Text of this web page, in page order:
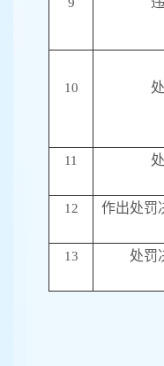
9
10
11
12 作出处罚
13 处罚